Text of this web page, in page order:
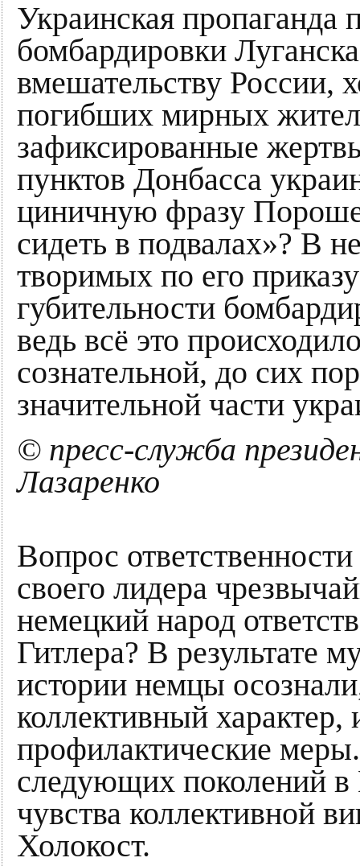
Украинская пропаганда
бомбардировки
вмешательству России,
погибших мирных
зафиксированные
пунктов Донбасса
циничную фразу
сидеть в подвалах»? В
творимых по его
губительности
ведь всё это
сознательной, до сих
значительной части
© пресс-служба
Лазаренко
Вопрос
своего лидера
немецкий народ
Гитлера? В результате
истории немцы
коллективный
профилактические
следующих поколений в
чувства коллективной
Холокост.